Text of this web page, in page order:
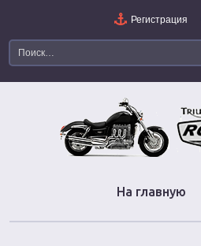
Регистрация
На главную